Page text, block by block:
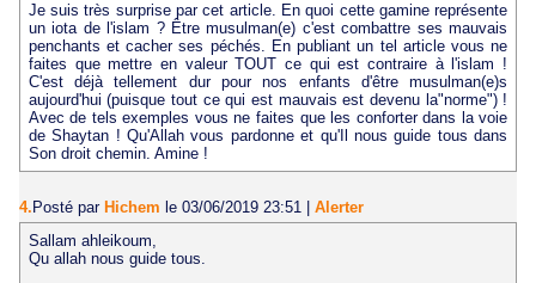
Je suis très surprise par cet article. En quoi cette gamine représente
un iota de l'islam ? Être musulman(e) c'est combattre ses mauvais
penchants et cacher ses péchés. En publiant un tel article vous ne
faites que mettre en valeur TOUT ce qui est contraire à l'islam !
C'est déjà tellement dur pour nos enfants d'être musulman(e)s
aujourd'hui (puisque tout ce qui est mauvais est devenu la"norme") !
Avec de tels exemples vous ne faites que les conforter dans la voie
de Shaytan ! Qu'Allah vous pardonne et qu'Il nous guide tous dans
Son droit chemin. Amine !
4. Posté par Hichem le 03/06/2019 23:51
Alerter
Sallam ahleikoum,
Qu allah nous guide tous.